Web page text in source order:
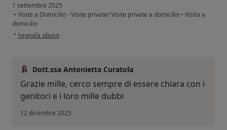
1 settembre 2025
• Visite a Domicilio - Visite private/ Visite private a domicilio • Visita a
domicilio
• secondo l'opinione dell'utente Alexandra
Segnala abuso
Dott.ssa Antonietta Curatola
Grazie mille, cerco sempre di essere chiara con i
genitori e i loro mille dubbi
12 dicembre 2025